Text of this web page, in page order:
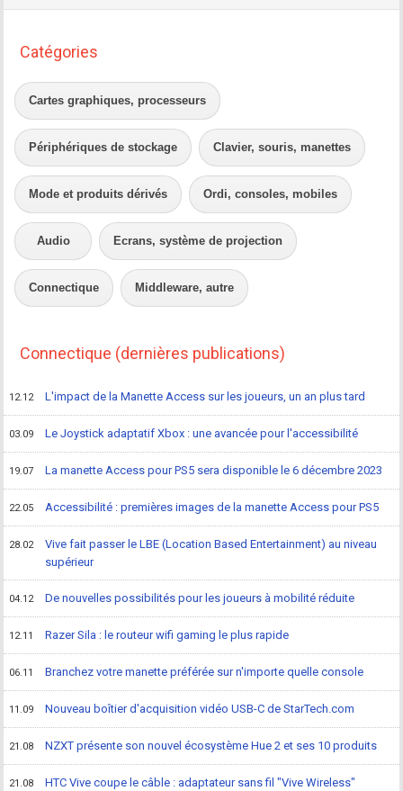
Catégories
Cartes graphiques, processeurs
Périphériques de stockage Clavier, souris, manettes
Mode et produits dérivés Ordi, consoles, mobiles
Audio Ecrans, système de projection
Connectique Middleware, autre
Connectique (dernières publications)
12.12 L'impact de la Manette Access sur les joueurs, un an plus tard
03.09 Le Joystick adaptatif Xbox : une avancée pour l'accessibilité
19.07 La manette Access pour PS5 sera disponible le 6 décembre 2023
22.05 Accessibilité : premières images de la manette Access pour PS5
28.02
Vive fait passer le LBE (Location Based Entertainment) au niveau
supérieur
04.12 De nouvelles possibilités pour les joueurs à mobilité réduite
12.11 Razer Sila : le routeur wifi gaming le plus rapide
06.11 Branchez votre manette préférée sur n'importe quelle console
11.09 Nouveau boîtier d'acquisition vidéo USB-C de StarTech.com
21.08 NZXT présente son nouvel écosystème Hue 2 et ses 10 produits
21.08 HTC Vive coupe le câble : adaptateur sans fil "Vive Wireless"